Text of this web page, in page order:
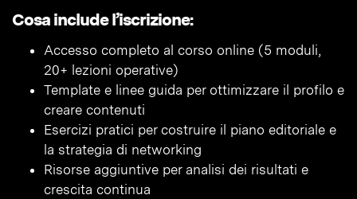
Cosa include l’iscrizione:
Accesso completo al corso online (5 moduli,
20+ lezioni operative)
Template e linee guida per ottimizzare il profilo e
creare contenuti
Esercizi pratici per costruire il piano editoriale e
la strategia di networking
Risorse aggiuntive per analisi dei risultati e
crescita continua